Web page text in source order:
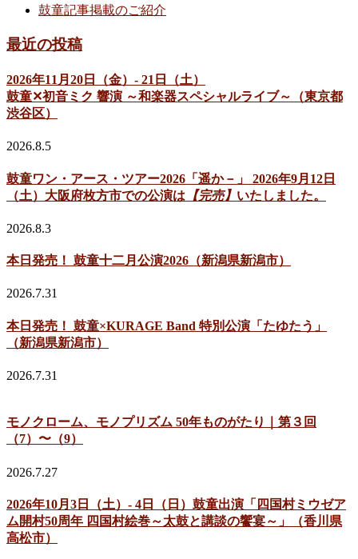
鼓童記事掲載のご紹介
最近の投稿
2026年11月20日（金）- 21日（土）
鼓童✕初音ミク 響演 ～和楽器スペシャルライブ～（東京都
渋谷区）
2026.8.5
鼓童ワン・アース・ツアー2026「遥か－」 2026年9月12日
（土）大阪府枚方市での公演は 【完売】 いたしました。
2026.8.3
本日発売！ 鼓童十二月公演2026（新潟県新潟市）
2026.7.31
本日発売！ 鼓童×KURAGE Band 特別公演「たゆたう」
（新潟県新潟市）
2026.7.31
モノクローム、モノプリズム 50年ものがたり｜第３回
（7）〜（9）
2026.7.27
2026年10月3日（土）- 4日（日）鼓童出演「四国村ミウゼア
ム開村50周年 四国村絵巻～太鼓と講談の饗宴～」（香川県
高松市）